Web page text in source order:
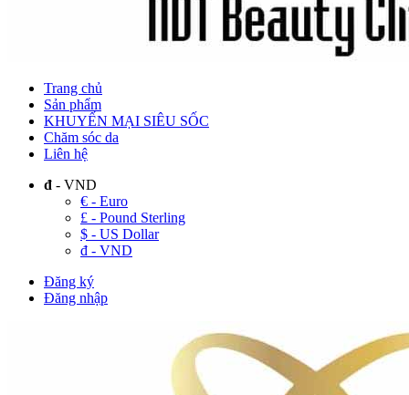
Trang chủ
Sản phẩm
KHUYẾN MẠI SIÊU SỐC
Chăm sóc da
Liên hệ
đ - VND
€ - Euro
£ - Pound Sterling
$ - US Dollar
đ - VND
Đăng ký
Đăng nhập